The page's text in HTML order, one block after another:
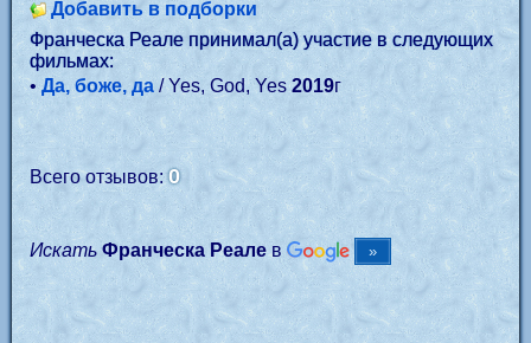
Добавить в подборки
Франческа Реале принимал(а) участие в следующих
фильмах:
•Да, боже, да / Yes, God, Yes2019г
Всего отзывов:0
Искать Франческа Реалев